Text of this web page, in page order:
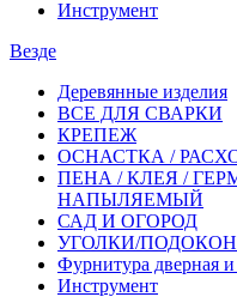
Инструмент
Везде
Деревянные изделия
ВСЕ ДЛЯ СВАРКИ
КРЕПЕЖ
ОСНАСТКА /
ПЕНА / КЛЕЯ /
НАПЫЛЯЕМЫЙ
САД И ОГОРОД
УГОЛКИ/
Фурнитура дверная
Инструмент